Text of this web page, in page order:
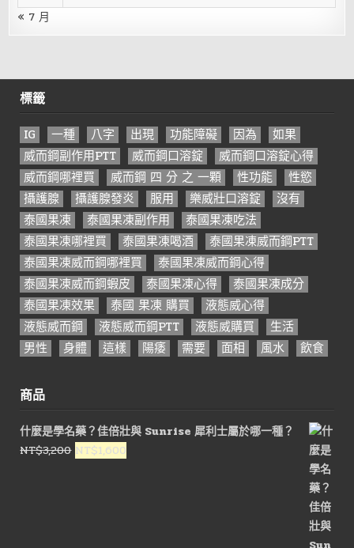
« 7 月
標籤
IG 一種 八字 出現 功能障礙 因為
如果
威而鋼副作用PTT
威而鋼口溶錠
威而鋼口溶錠心得
威而鋼哪裡買
威而鋼 四 分 之 一顆 性功能
性慾
攝護腺
攝護腺發炎 服用 樂威壯口溶錠
沒有
泰國果凍
泰國果凍副作用
泰國果凍吃法
泰國果凍哪裡買
泰國果凍喝酒
泰國果凍威而鋼PTT
泰國果凍威而鋼哪裡買
泰國果凍威而鋼心得
泰國果凍威而鋼蝦皮
泰國果凍心得
泰國果凍成分
泰國果凍效果
泰國 果凍 購買
液態威心得
液態威而鋼
液態威而鋼PTT 液態威購買
生活
男性
身體 這樣 陽痿 需要 面相 風水 飲食
商品
什麼是學名藥？佳倍壯與 Sunrise 犀利士屬於哪一種？
NT$3,200 原
NT$1,600